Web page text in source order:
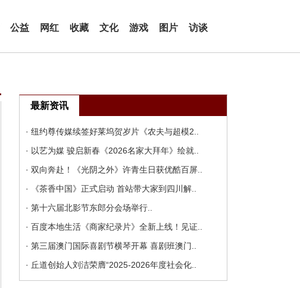
公益 网红 收藏 文化 游戏 图片 访谈
最新资讯
· 纽约尊传媒续签好莱坞贺岁片《农夫与超模2..
· 以艺为媒 骏启新春《2026名家大拜年》绘就..
· 双向奔赴！《光阴之外》许青生日获优酷百屏..
· 《茶香中国》正式启动 首站带大家到四川解..
· 第十六届北影节东郎分会场举行..
· 百度本地生活《商家纪录片》全新上线！见证..
· 第三届澳门国际喜剧节横琴开幕 喜剧班澳门..
· 丘道创始人刘洁荣膺“2025-2026年度社会化..